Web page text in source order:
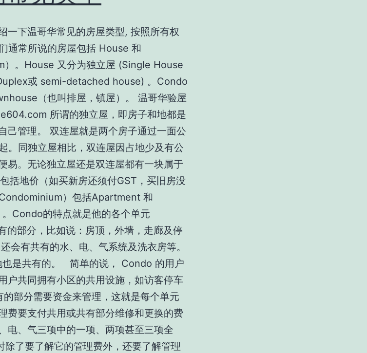
释
一下温哥华常见的房屋类型, 按照所有权
通常所说的房屋包括 House 和
。House 又分为独立屋 (Single House
或 semi-detached house) 。Condo
（也叫排屋，镇屋）。 温哥华验屋
所谓的独立屋，即房子和地都是
己管理。 双连屋就是两个房子通过一面公
。同独立屋相比，双连屋因占地少及有公
易。无论独立屋还是双连屋都有一块属于
括地价（如买新房还须付GST，买旧房没
）包括Apartment 和
Condo的特点就是他的各个单元
的部分，比如说：房顶，外墙，走廊及停
会有共有的水、电、气系统及洗衣房等。
也是共有的。 简单的说， Condo 的用户
户共同拥有小区的共用设施，如访客停车
部分需要资金来管理，这就是每个单元
费要支付共用或共有部分维修和更换的费
电、气三项中的一项、两项甚至三项全
了要了解它的管理费外，还要了解管理